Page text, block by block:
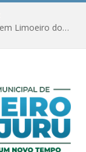
Amanhã começa nova etapa de vacinação em Limoeiro do Ajuru para idosos com 65 ou mais